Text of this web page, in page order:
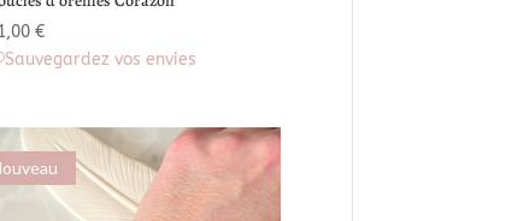
€
Sauvegardez vos envies